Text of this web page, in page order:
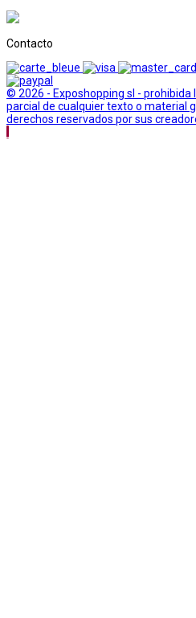
Contacto
© 2026 - Exposhopping sl - prohibida
parcial de cualquier texto o material
derechos reservados por sus